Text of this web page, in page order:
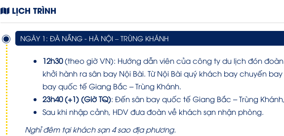
LỊCH TRÌNH
NGÀY 1: ĐÀ NẴNG - HÀ NỘI – TRÙNG KHÁNH
12h30(theo giờ VN): Hướng dẫn viên của công ty du lịch đón
khởi hành ra sân bay Nội Bài. Từ Nội Bài quý khách bay chuyến bay
bay quốc tế Giang Bắc – Trùng Khánh.
23h40 (+1) (Giờ TQ): Đến sân bay quốc tế Giang Bắc – Trùng
Sau khi nhập cảnh, HDV đưa đoàn về khách sạn nhận phòng.
Nghỉ đêm tại khách sạn 4 sao địa phương.